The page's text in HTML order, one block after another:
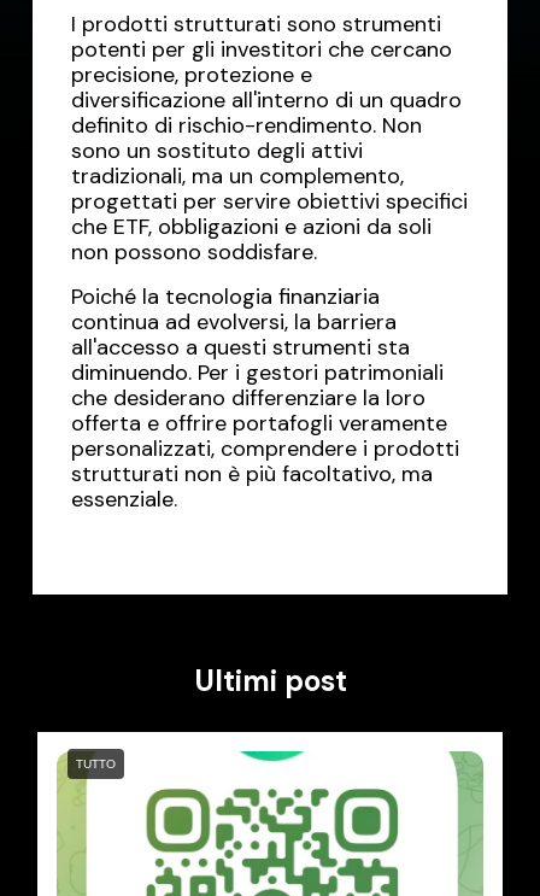
I prodotti strutturati sono strumenti
potenti per gli investitori che cercano
precisione, protezione e
diversificazione all'interno di un quadro
definito di rischio-rendimento. Non
sono un sostituto degli attivi
tradizionali, ma un complemento,
progettati per servire obiettivi specifici
che ETF, obbligazioni e azioni da soli
non possono soddisfare.
Poiché la tecnologia finanziaria
continua ad evolversi, la barriera
all'accesso a questi strumenti sta
diminuendo. Per i gestori patrimoniali
che desiderano differenziare la loro
offerta e offrire portafogli veramente
personalizzati, comprendere i prodotti
strutturati non è più facoltativo, ma
essenziale.
Ultimi post
TUTTO